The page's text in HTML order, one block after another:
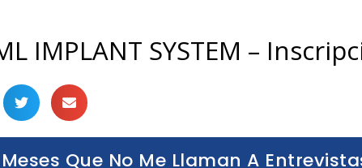
IMPLANT SYSTEM –
Que No Me Llaman A